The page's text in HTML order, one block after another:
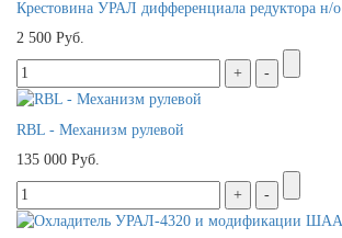
Крестовина УРАЛ дифференциала редуктора н/о
2 500 Руб.
RBL - Механизм рулевой
135 000 Руб.